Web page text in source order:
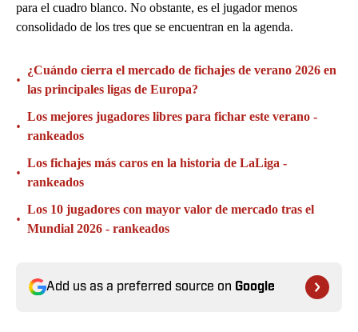
para el cuadro blanco. No obstante, es el jugador menos
consolidado de los tres que se encuentran en la agenda.
•
¿Cuándo cierra el mercado de fichajes de verano 2026 en
las principales ligas de Europa?
•
Los mejores jugadores libres para fichar este verano -
rankeados
•
Los fichajes más caros en la historia de LaLiga -
rankeados
•
Los 10 jugadores con mayor valor de mercado tras el
Mundial 2026 - rankeados
Add us as a preferred source on Google